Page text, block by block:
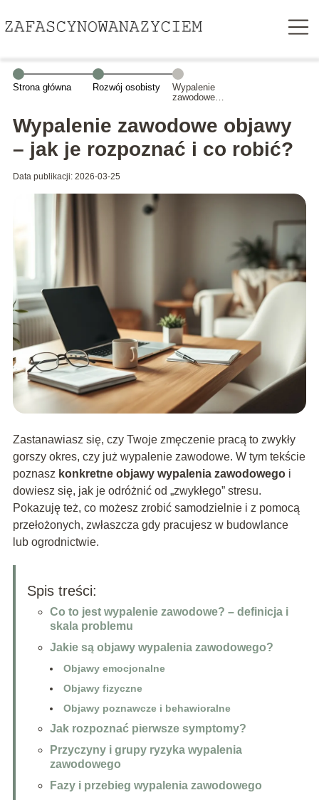
Strona główna Rozwój osobisty
Wypalenie
zawodowe
rozpoznać i co
robić?
Wypalenie zawodowe objawy
– jak je rozpoznać i co robić?
Data publikacji: 2026-03-25
Zastanawiasz się, czy Twoje zmęczenie pracą to zwykły
gorszy okres, czy już wypalenie zawodowe. W tym tekście
poznasz konkretne objawy wypalenia zawodowegoi
dowiesz się, jak je odróżnić od „zwykłego” stresu.
Pokazuję też, co możesz zrobić samodzielnie i z pomocą
przełożonych, zwłaszcza gdy pracujesz w budowlance
lub ogrodnictwie.
Spis treści:
Co to jest wypalenie zawodowe? – definicja i
skala problemu
Jakie są objawy wypalenia zawodowego?
Objawy emocjonalne
Objawy fizyczne
Objawy poznawcze i behawioralne
Jak rozpoznać pierwsze symptomy?
Przyczyny i grupy ryzyka wypalenia
zawodowego
Fazy i przebieg wypalenia zawodowego